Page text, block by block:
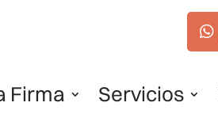
Firma Servicios